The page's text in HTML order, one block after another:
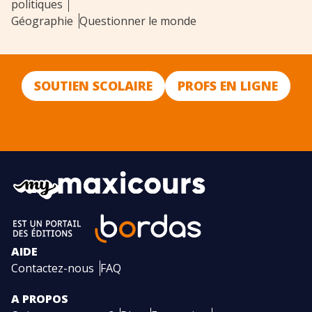
politiques
Géographie Questionner le monde
SOUTIEN SCOLAIRE PROFS EN LIGNE
AIDE
Contactez-nous FAQ
A PROPOS